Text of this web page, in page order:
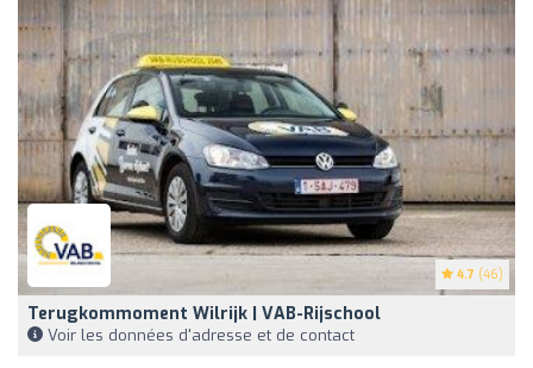
4.7 (46)
Terugkommoment Wilrijk | VAB-Rijschool
Voir les données d'adresse et de contact